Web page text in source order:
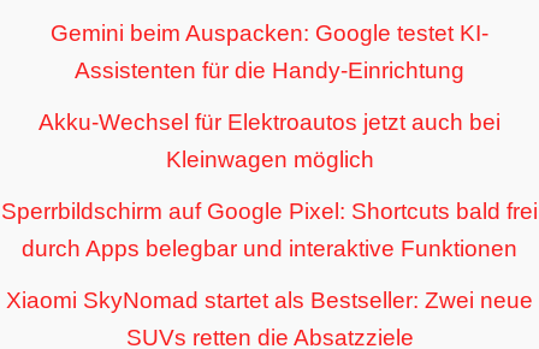
Gemini beim Auspacken: Google testet KI-
Assistenten für die Handy-Einrichtung
Akku-Wechsel für Elektroautos jetzt auch bei
Kleinwagen möglich
Sperrbildschirm auf Google Pixel: Shortcuts bald frei
durch Apps belegbar und interaktive Funktionen
Xiaomi SkyNomad startet als Bestseller: Zwei neue
SUVs retten die Absatzziele